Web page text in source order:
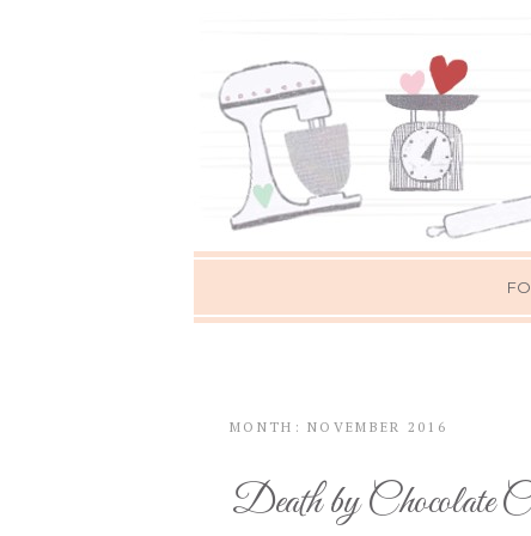
MONTH: NOVEMBER 2016
Death by Chocolate